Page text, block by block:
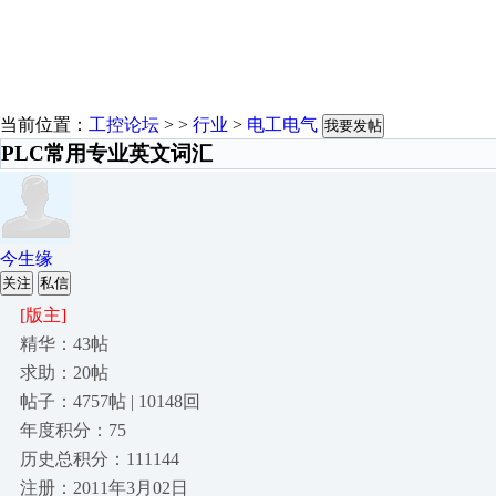
当前位置： 工控论坛 > > 行业 > 电工电气 我要发帖
PLC常用专业英文词汇
今生缘
关注 私信
[版主]
精华：43帖
求助：20帖
帖子：4757帖 | 10148回
年度积分：75
历史总积分：111144
注册：2011年3月02日